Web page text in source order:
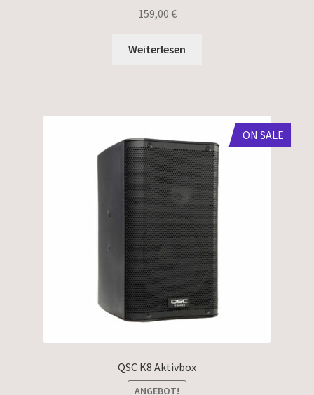
159,00 €
Weiterlesen
ON SALE
QSC K8 Aktivbox
ANGEBOT!